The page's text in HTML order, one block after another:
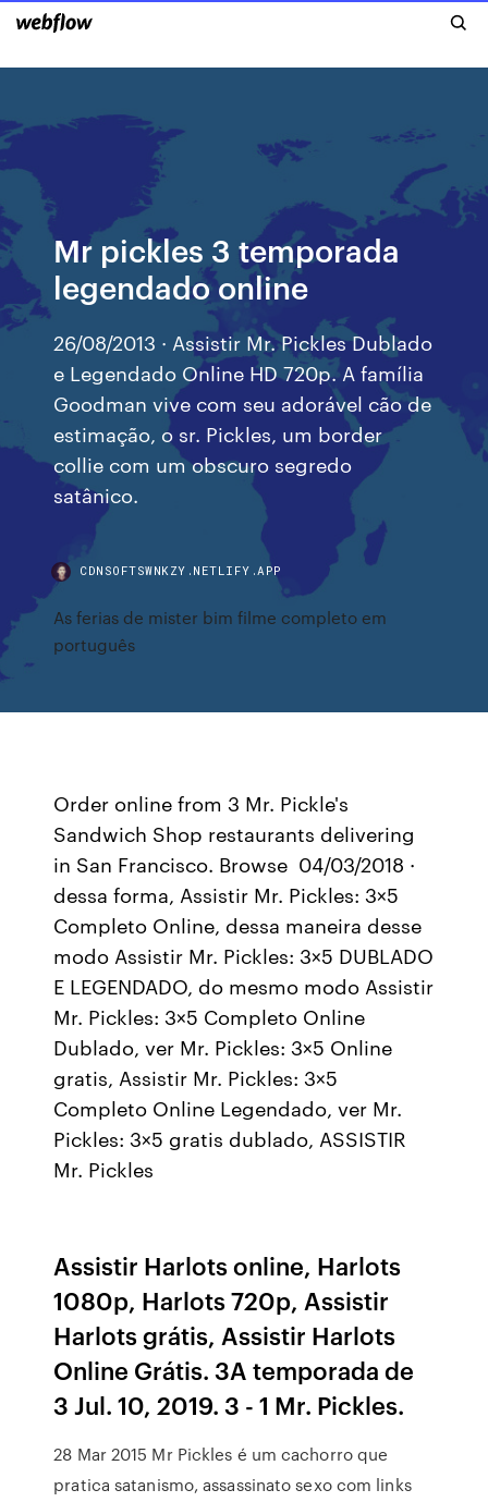
Mr pickles 3 temporada
legendado online
26/08/2013 · Assistir Mr. Pickles Dublado
e Legendado Online HD 720p. A família
Goodman vive com seu adorável cão de
estimação, o sr. Pickles, um border
collie com um obscuro segredo
satânico.
CDNSOFTSWNKZY.NETLIFY.APP
As ferias de mister bim filme completo em
português
Order online from 3 Mr. Pickle's
Sandwich Shop restaurants delivering
in San Francisco. Browse 04/03/2018 ·
dessa forma, Assistir Mr. Pickles: 3×5
Completo Online, dessa maneira desse
modo Assistir Mr. Pickles: 3×5 DUBLADO
E LEGENDADO, do mesmo modo Assistir
Mr. Pickles: 3×5 Completo Online
Dublado, ver Mr. Pickles: 3×5 Online
gratis, Assistir Mr. Pickles: 3×5
Completo Online Legendado, ver Mr.
Pickles: 3×5 gratis dublado, ASSISTIR
Mr. Pickles
Assistir Harlots online, Harlots
1080p, Harlots 720p, Assistir
Harlots grátis, Assistir Harlots
Online Grátis. 3A temporada de
3 Jul. 10, 2019. 3 - 1 Mr. Pickles.
28 Mar 2015 Mr Pickles é um cachorro que
pratica satanismo, assassinato sexo com links